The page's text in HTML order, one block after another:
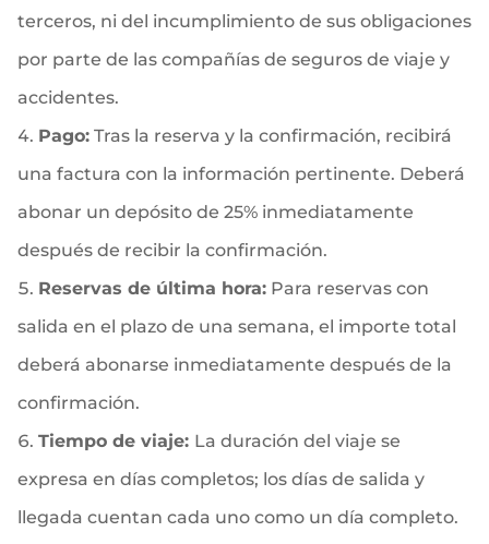
terceros, ni del incumplimiento de sus obligaciones
por parte de las compañías de seguros de viaje y
accidentes.
Pago:Tras la reserva y la confirmación, recibirá
una factura con la información pertinente. Deberá
abonar un depósito de 25% inmediatamente
después de recibir la confirmación.
Reservas de última hora:Para reservas con
salida en el plazo de una semana, el importe total
deberá abonarse inmediatamente después de la
confirmación.
Tiempo de viaje: La duración del viaje se
expresa en días completos; los días de salida y
llegada cuentan cada uno como un día completo.